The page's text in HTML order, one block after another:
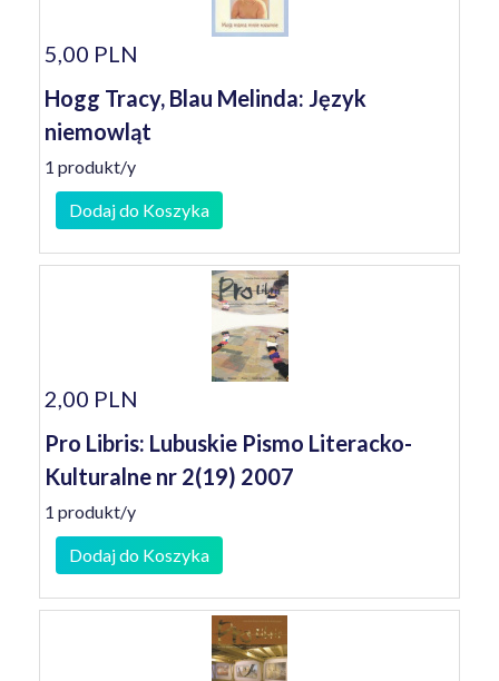
5,00 PLN
Hogg Tracy, Blau Melinda: Język
niemowląt
1 produkt/y
Dodaj do Koszyka
2,00 PLN
Pro Libris: Lubuskie Pismo Literacko-
Kulturalne nr 2(19) 2007
1 produkt/y
Dodaj do Koszyka